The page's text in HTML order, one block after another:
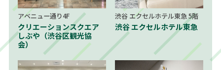
アベニュー通り4F
クリエーションスクエア
しぶや（渋谷区観光協
会）
渋谷 エクセルホテル東急 5階
渋谷 エクセルホテル東急